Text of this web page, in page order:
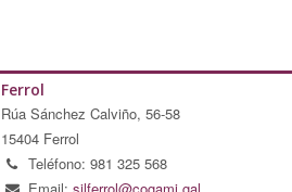
Ferrol
Rúa Sánchez Calviño, 56-58
15404 Ferrol
Teléfono: 981 325 568